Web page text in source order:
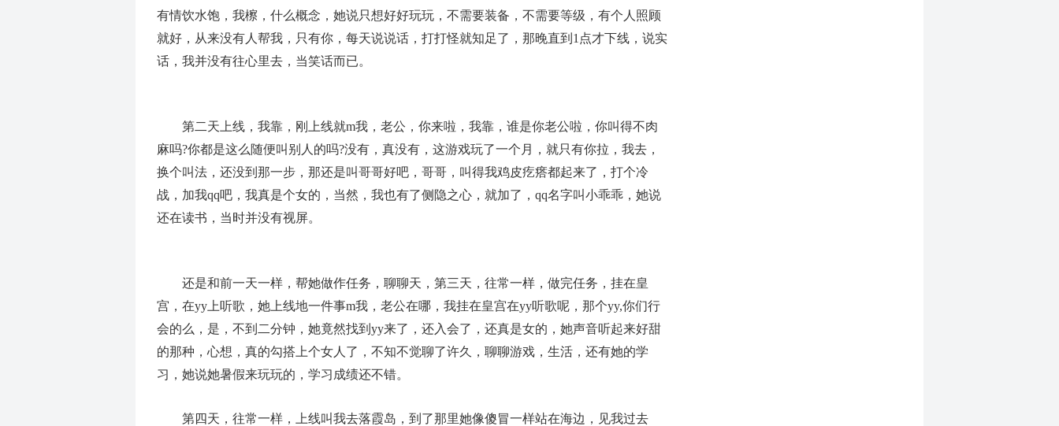
有情饮水饱，我檫，什么概念，她说只想好好玩玩，不需要装备，不需要等级，有个人照顾
就好，从来没有人帮我，只有你，每天说说话，打打怪就知足了，那晚直到1点才下线，说实
话，我并没有往心里去，当笑话而已。
第二天上线，我靠，刚上线就m我，老公，你来啦，我靠，谁是你老公啦，你叫得不肉
麻吗?你都是这么随便叫别人的吗?没有，真没有，这游戏玩了一个月，就只有你拉，我去，
换个叫法，还没到那一步，那还是叫哥哥好吧，哥哥，叫得我鸡皮疙瘩都起来了，打个冷
战，加我qq吧，我真是个女的，当然，我也有了侧隐之心，就加了，qq名字叫小乖乖，她说
还在读书，当时并没有视屏。
还是和前一天一样，帮她做作任务，聊聊天，第三天，往常一样，做完任务，挂在皇
宫，在yy上听歌，她上线地一件事m我，老公在哪，我挂在皇宫在yy听歌呢，那个yy,你们行
会的么，是，不到二分钟，她竟然找到yy来了，还入会了，还真是女的，她声音听起来好甜
的那种，心想，真的勾搭上个女人了，不知不觉聊了许久，聊聊游戏，生活，还有她的学
习，她说她暑假来玩玩的，学习成绩还不错。
第四天，往常一样，上线叫我去落霞岛，到了那里她像傻冒一样站在海边，见我过去